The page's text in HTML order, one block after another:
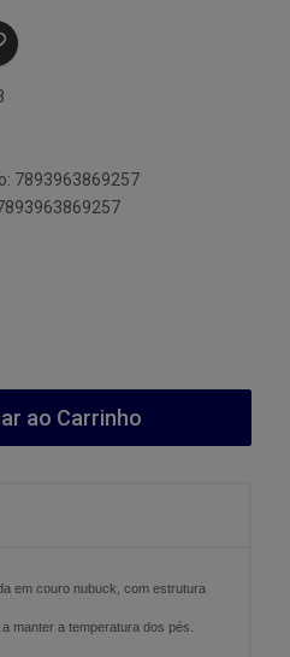
7893963869257
ao Carrinho
em couro nubuck, com estrutura
manter a temperatura dos pés.